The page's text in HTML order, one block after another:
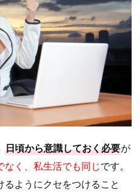
日頃から意識しておく必要が
なく、私生活でも同じです。
ようにクセをつけること